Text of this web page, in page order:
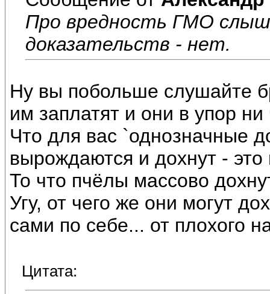
Про вредность ГМО
доказательств - нет.
Ну вы побольше слушайте
им заплатят и они в упор ни
Что для вас `однозначные
вырождаются и дохнут - это
То что пчёлы массово
Угу, от чего же они могут
сами по себе... от плохого
Цитата: